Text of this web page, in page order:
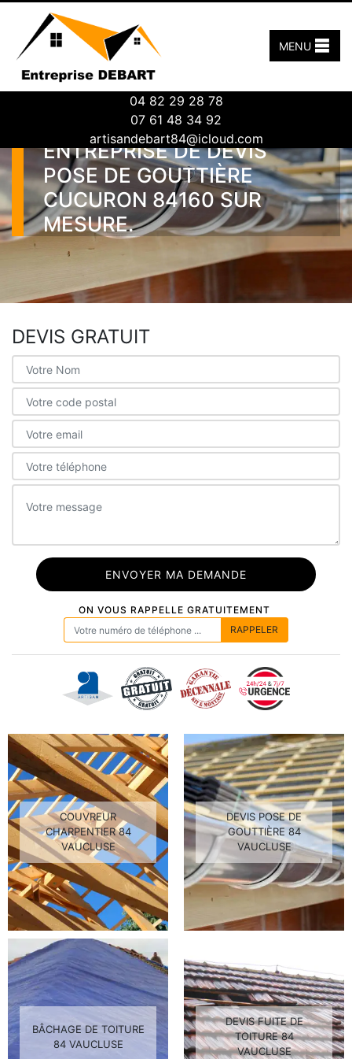
04 82 29 28 78
07 61 48 34 92
artisandebart84@icloud.com
MENU
ENTREPRISE DE DEVIS
POSE DE GOUTTIÈRE
CUCURON 84160 SUR
MESURE.
DEVIS GRATUIT
ON VOUS RAPPELLE GRATUITEMENT
COUVREUR
CHARPENTIER 84
VAUCLUSE
DEVIS POSE DE
GOUTTIÈRE 84
VAUCLUSE
BÂCHAGE DE TOITURE
84 VAUCLUSE
DEVIS FUITE DE
TOITURE 84
VAUCLUSE